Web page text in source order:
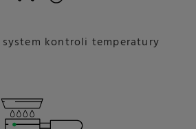
kontroli temperatury